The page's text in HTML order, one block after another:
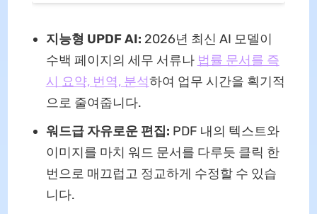
지능형 UPDF AI: 2026년 최신 AI 모델이
수백 페이지의 세무 서류나 법률 문서를 즉
시 요약, 번역, 분석하여 업무 시간을 획기적
으로 줄여줍니다.
워드급 자유로운 편집: PDF 내의 텍스트와
이미지를 마치 워드 문서를 다루듯 클릭 한
번으로 매끄럽고 정교하게 수정할 수 있습
니다.